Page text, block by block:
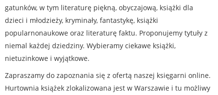
gatunków, w tym literaturę piękną, obyczajową, książki dla
dzieci i młodzieży, kryminały, fantastykę, książki
popularnonaukowe oraz literaturę faktu. Proponujemy tytuły z
niemal każdej dziedziny. Wybieramy ciekawe książki,
nietuzinkowe i wyjątkowe.
Zapraszamy do zapoznania się z ofertą naszej księgarni online.
Hurtownia książek zlokalizowana jest w Warszawie i tu możliwy